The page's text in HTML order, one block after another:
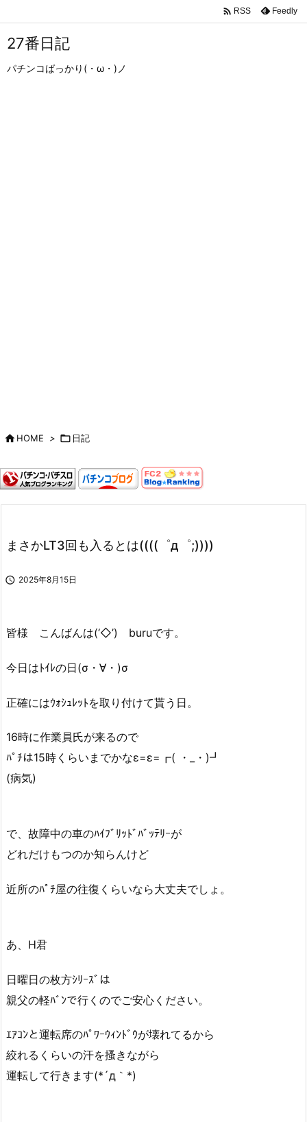
 RSS Feedly
27番日記
パチンコばっかり(・ω・)ノ
HOME >  日記
まさかLT3回も入るとは((((゜д゜;))))
 2025年8月15日
皆様 こんばんは(‘◇’)ゞburuです。
今日はﾄｲﾚの日(σ・∀・)σ
正確にはｳｫｼｭﾚｯﾄを取り付けて貰う日。
16時に作業員氏が来るので
ﾊﾟﾁは15時くらいまでかなε=ε=┏( ・_・)┛
(病気)
で、故障中の車のﾊｲﾌﾞﾘｯﾄﾞﾊﾞｯﾃﾘｰが
どれだけもつのか知らんけど
近所のﾊﾟﾁ屋の往復くらいなら大丈夫でしょ。
あ、H君
日曜日の枚方ｼﾘｰｽﾞは
親父の軽ﾊﾞﾝで行くのでご安心ください。
ｴｱｺﾝと運転席のﾊﾟﾜｰｳｨﾝﾄﾞｳが壊れてるから
絞れるくらいの汗を搔きながら
運転して行きます(*´д｀*)